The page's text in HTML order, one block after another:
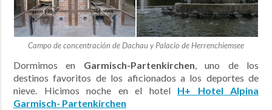
Campo de concentración de Dachau y Palacio de Herrenchiemsee
Dormimos en Garmisch-Partenkirchen, uno de los
destinos favoritos de los aficionados a los deportes de
nieve. Hicimos noche en el hotel H+ Hotel Alpina
Garmisch- Partenkirchen